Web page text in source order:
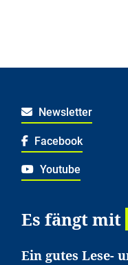
Newsletter
Facebook
Youtube
Es fängt mit
Ein gutes Lese-